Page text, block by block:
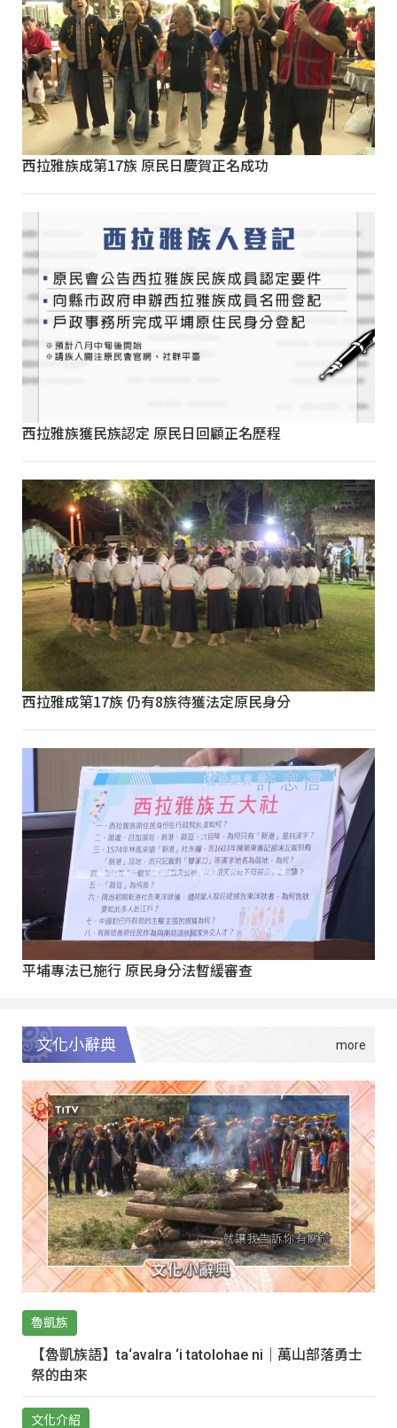
西拉雅族成第17族 原民日慶賀正名成功
西拉雅族獲民族認定 原民日回顧正名歷程
西拉雅成第17族 仍有8族待獲法定原民身分
平埔專法已施行 原民身分法暫緩審查
文化小辭典
魯凱族
【魯凱族語】ta‘avalra ‘i tatolohae ni｜萬山部落勇士
祭的由來
文化介紹